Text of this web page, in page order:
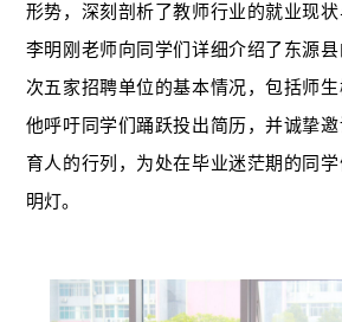
形势，深刻剖析了教师行业的就业现状
李明刚老师向同学们详细介绍了东源
次五家招聘单位的基本情况，包括师生
他呼吁同学们踊跃投出简历，并诚挚
育人的行列，为处在毕业迷茫期的同
明灯。